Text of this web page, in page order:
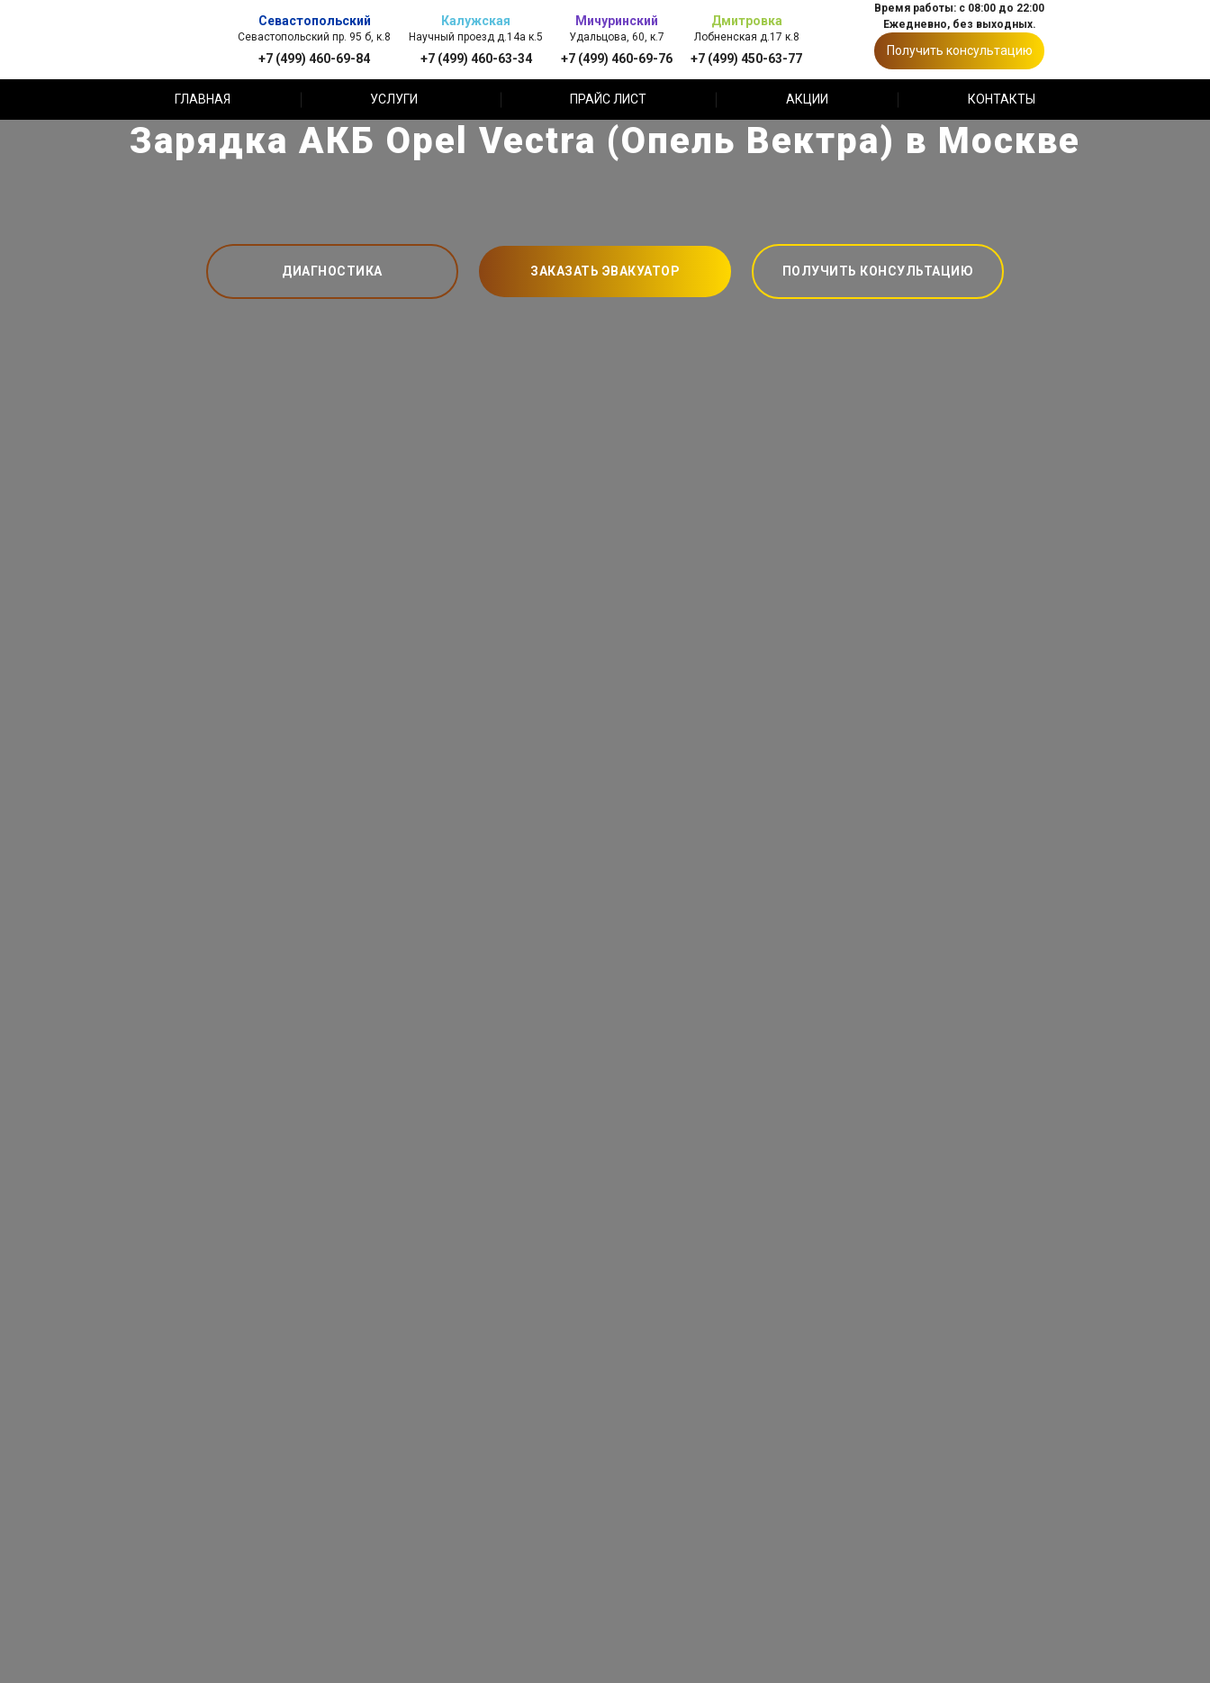
Севастопольский
Севастопольский пр. 95 б, к.8
+7 (499) 460-69-84
Калужская
Научный проезд д.14а к.5
+7 (499) 460-63-34
Мичуринский
Удальцова, 60, к.7
+7 (499) 460-69-76
Дмитровка
Лобненская д.17 к.8
+7 (499) 450-63-77
Время работы: с 08:00 до 22:00
Ежедневно, без выходных.
Получить консультацию
ГЛАВНАЯ УСЛУГИ ПРАЙС ЛИСТ АКЦИИ КОНТАКТЫ
Зарядка АКБ Opel Vectra (Опель Вектра) в Москве
ДИАГНОСТИКА ЗАКАЗАТЬ ЭВАКУАТОР ПОЛУЧИТЬ КОНСУЛЬТАЦИЮ